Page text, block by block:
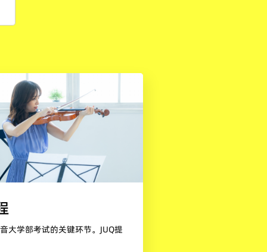
大学部考试的关键环节。JUQ提